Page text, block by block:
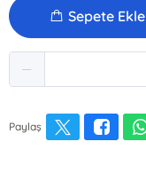
Sepete Ekle
Paylaş